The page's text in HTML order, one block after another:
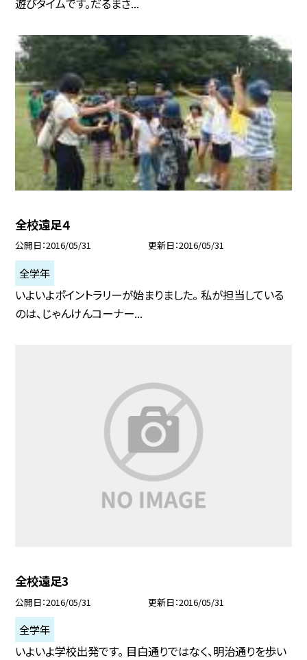
遊びタイムです。だるまさ...
全校遠足４
公開日 2016/05/31 更新日 2016/05/31
全学年
いよいよポイントラリーが始まりました。 私が担当している
のは、じゃんけんコーナー...
全校遠足3
公開日 2016/05/31 更新日 2016/05/31
全学年
いよいよ学校出発です。 目白通りではなく、明治通りを歩い